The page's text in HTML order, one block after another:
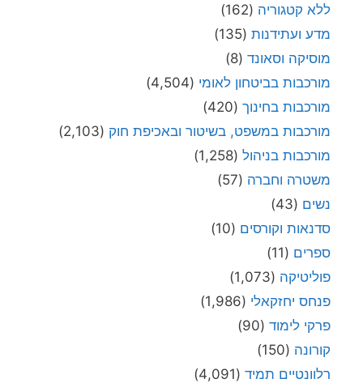
ללא קטגוריה (162)
מדע ועתידנות (135)
מוסיקה וסאונד (8)
מורכבות בביטחון לאומי (4,504)
מורכבות בחינוך (420)
מורכבות במשפט, בשיטור ובאכיפת חוק (2,103)
מורכבות בניהול (1,258)
משטרה וחברה (57)
נשים (43)
סדנאות וקורסים (10)
ספרים (11)
פוליטיקה (1,073)
פנחס יחזקאלי (1,986)
פרקי לימוד (90)
קורונה (150)
רלוונטיים תמיד (4,091)